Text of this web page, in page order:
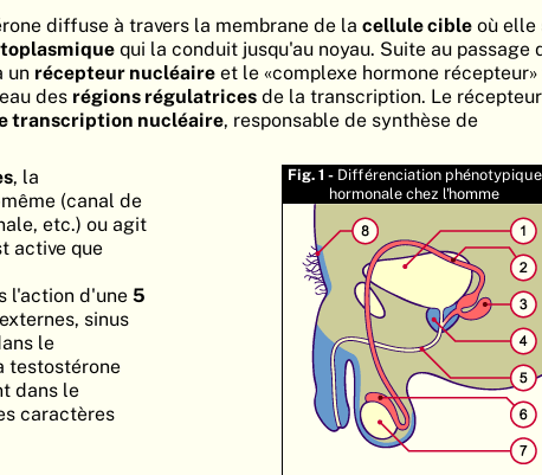
diffuse à travers la membrane de la cellule cible où elle
qui la conduit jusqu'au noyau. Suite au passage
un récepteur nucléaire et le «complexe hormone récepteur»
des régions régulatrices de la transcription. Le récepteur
transcription nucléaire, responsable de synthèse de
, la
(canal de
etc.) ou agit
active que
l'action d'une5
sinus
le
testostérone
dans le
caractères
Fig. 1 - Différenciation phénotypique
hormonale chez l'homme